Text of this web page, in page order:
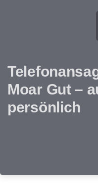
Moar Gut –
persönlich